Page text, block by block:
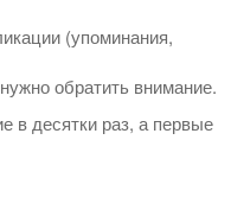
(упоминания,
обратить внимание.
в десятки раз, а первые